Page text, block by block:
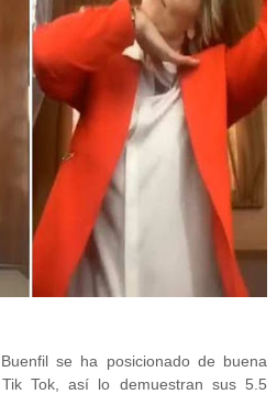
se ha posicionado de buena
Tok, así lo demuestran sus 5.5